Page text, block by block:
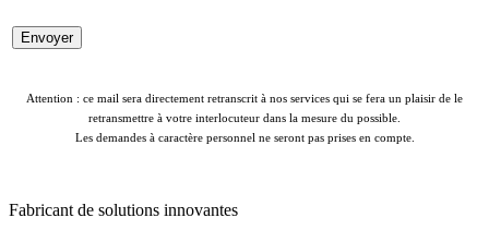
Attention : ce mail sera directement retranscrit à nos services qui se fera un plaisir de le
retransmettre à votre interlocuteur dans la mesure du possible.
Les demandes à caractère personnel ne seront pas prises en compte.
Fabricant de solutions innovantes